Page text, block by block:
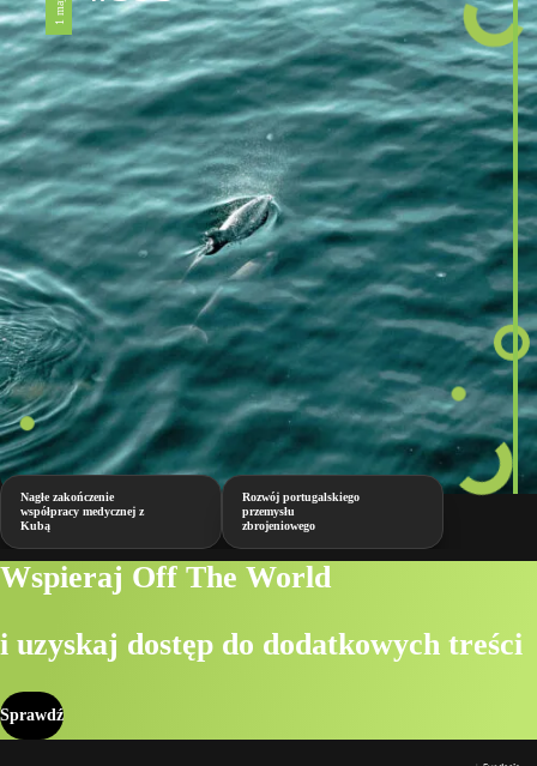
Nagłe zakończenie
współpracy medycznej z
Kubą
Rozwój portugalskiego
przemysłu
zbrojeniowego
Wspieraj Off The World
i uzyskaj dostęp do dodatkowych treści
Sprawdź